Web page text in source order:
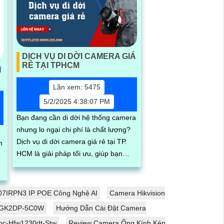
DỊCH VỤ DI DỜI CAMERA GIÁ
RẺ TẠI TPHCM
Lần xem: 5475
5/2/2025 4:38:07 PM
Bạn đang cần di dời hệ thống camera
nhưng lo ngại chi phí là chất lượng?
Dịch vụ di dời camera giá rẻ tại TP.
HCM là giải pháp tối ưu, giúp bạn
tháo lắp, di chuyển thiết bị nhanh
cho cá nhân và doanh nghiệp
IP POE Công Nghệ AI
Camera Hikvision
5C0W
Hướng Dẫn Cài Đặt Camera